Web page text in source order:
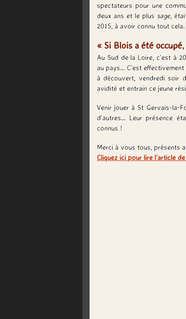
spectateurs pour une
deux ans et le plus sage,
2015, à avoir connu tout cela.
« Si Blois a été
Au Sud de la Loire, c’est à
au pays… C’est
à découvert, vendredi soir
avidité et entrain ce jeune
Venir jouer à St Gervais-la-
d’autres… Leur présence
connus !
Merci à vous tous, présents
Cliquez ici pour lire l’article